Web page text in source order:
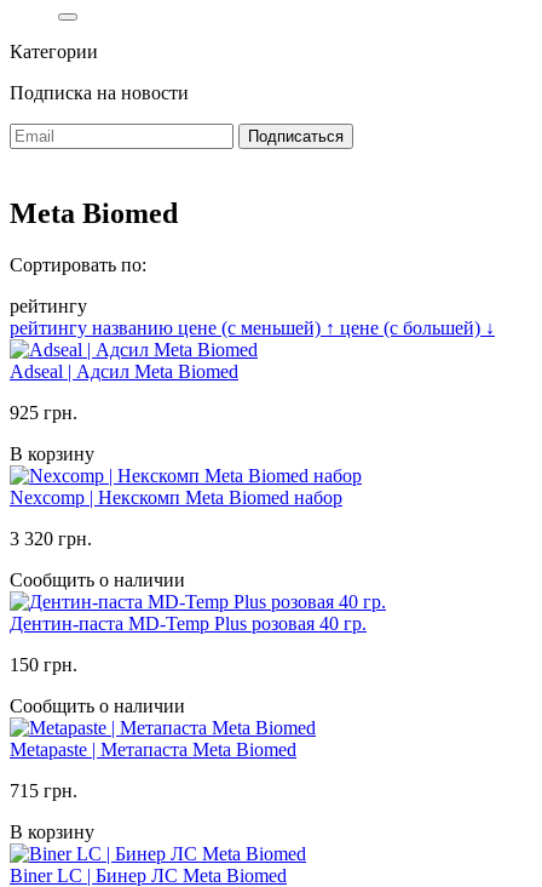
Категории
Подписка на новости
Meta Biomed
Сортировать по:
рейтингу
рейтингу названию цене (с меньшей) ↑ цене (с большей) ↓
Adseal | Адсил Meta Biomed
925 грн.
В корзину
Nexcomp | Некскомп Meta Biomed набор
3 320 грн.
Сообщить о наличии
Дентин-паста MD-Temp Plus розовая 40 гр.
150 грн.
Сообщить о наличии
Metapaste | Метапаста Meta Biomed
715 грн.
В корзину
Biner LC | Бинер ЛС Meta Biomed